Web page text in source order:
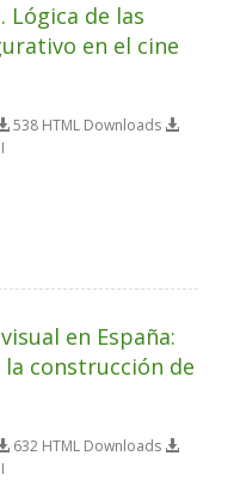
Lógica de las
en el cine
538 HTML Downloads
en España:
construcción de
632 HTML Downloads